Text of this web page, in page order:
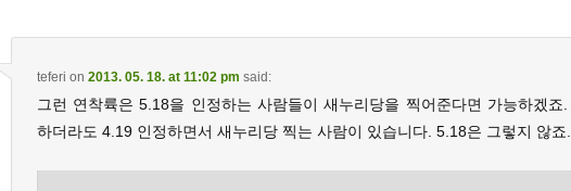
teferi on 2013. 05. 18. at 11:02 pm said:
그런 연착륙은 5.18을 인정하는 사람들이 새누리당을 찍어준다면 가능하겠죠
하더라도 4.19 인정하면서 새누리당 찍는 사람이 있습니다. 5.18은 그렇지 않죠.